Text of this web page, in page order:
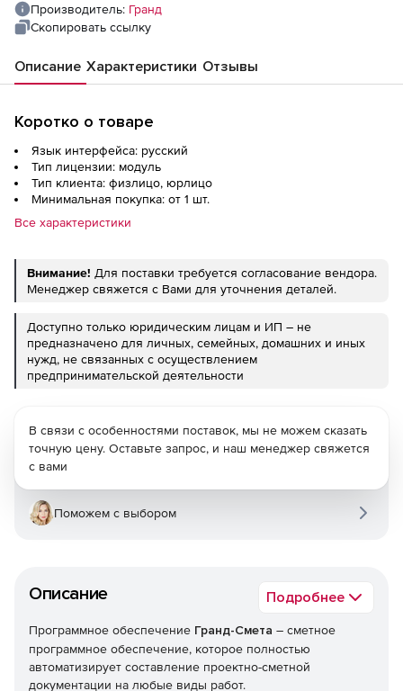
Производитель: Гранд
Скопировать ссылку
Описание Характеристики Отзывы
Коротко о товаре
Язык интерфейса: русский
Тип лицензии: модуль
Тип клиента: физлицо, юрлицо
Минимальная покупка: от 1 шт.
Все характеристики
Внимание! Для поставки требуется согласование вендора.
Менеджер свяжется с Вами для уточнения деталей.
Доступно только юридическим лицам и ИП – не
предназначено для личных, семейных, домашних и иных
нужд, не связанных с осуществлением
предпринимательской деятельности
Описание Подробнее
Программное обеспечение Гранд-Смета – сметное
программное обеспечение, которое полностью
автоматизирует составление проектно-сметной
документации на любые виды работ.
В связи с особенностями поставок, мы не можем сказать
точную цену. Оставьте запрос, и наш менеджер свяжется
с вами
Поможем с выбором